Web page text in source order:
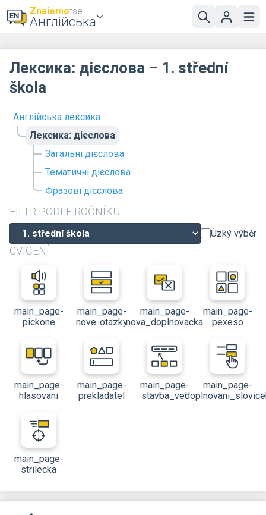
Znaiemotse
Англійська
Англійська лексика
Лексика: дієслова
Загальні дієслова
Тематичні дієслова
Фразові дієслова
FILTR PODLE ROČNÍKU
Úzký výběr
CVIČENÍ
main_page-
pickone
main_page-
nove-otazky
main_page-
nova_doplnovacka
main_page-
pexeso
main_page-
hlasovani
main_page-
prekladatel
main_page-
stavba_vet
main_page-
main_page-
strilecka
Лексика: дієслова – 1. střední
škola